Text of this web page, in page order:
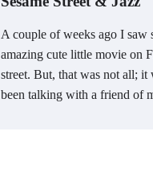
A couple of weeks ago I saw
amazing cute little movie on
street. But, that was not all; it
been talking with a friend of